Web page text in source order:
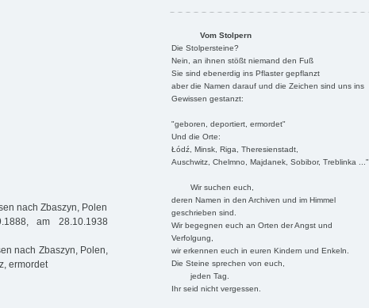
Vom Stolpern
Die Stolpersteine?
Nein, an ihnen stößt niemand den Fuß
Sie sind ebenerdig ins Pflaster gepflanzt
aber die Namen darauf und die Zeichen sind uns ins
Gewissen gestanzt:
"geboren, deportiert, ermordet"
Und die Orte:
Łódź, Minsk, Riga, Theresienstadt,
Auschwitz, Chelmno, Majdanek, Sobibor, Treblinka ..."
Wir suchen euch,
deren Namen in den Archiven und im Himmel
geschrieben sind.
Wir begegnen euch an Orten der Angst und
Verfolgung,
wir erkennen euch in euren Kindern und Enkeln.
Die Steine sprechen von euch,
jeden Tag.
Ihr seid nicht vergessen.
nach Zbaszyn, Polen
am 28.10.1938
nach Zbaszyn, Polen,
ermordet